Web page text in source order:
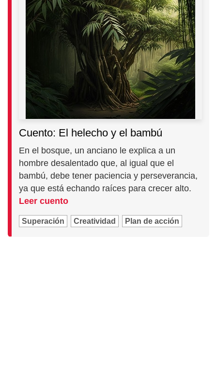
Cuento: El helecho y el bambú
En el bosque, un anciano le explica a un
hombre desalentado que, al igual que el
bambú, debe tener paciencia y perseverancia,
ya que está echando raíces para crecer alto.
Leer cuento
Superación Creatividad Plan de acción